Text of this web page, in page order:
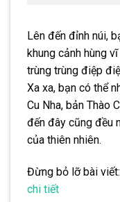
Lên đến đỉnh núi,
khung cảnh hùng
trùng trùng điệp
Xa xa, bạn có thể
Cu Nha, bản Thào
đến đây cũng đều
của thiên nhiên.
Đừng bỏ lỡ bài viết:
chi tiết